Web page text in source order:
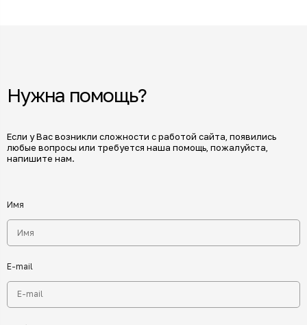
Нужна помощь?
Если у Вас возникли сложности с работой сайта, появились
любые вопросы или требуется наша помощь, пожалуйста,
напишите нам.
Имя
E-mail